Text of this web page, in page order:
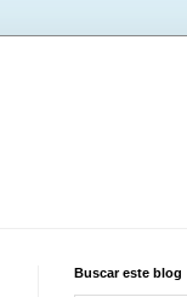
Buscar este blog